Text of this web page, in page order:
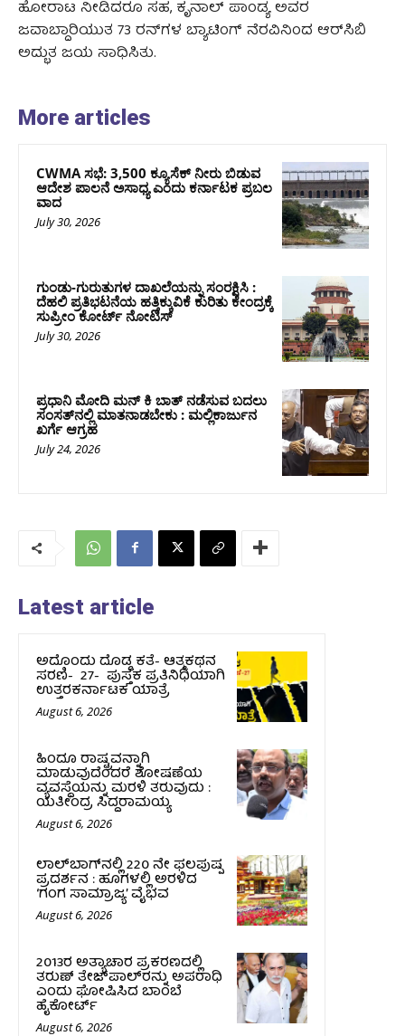
ಹೋರಾಟ ನೀಡಿದರೂ ಸಹ, ಕೃನಾಲ್ ಪಾಂಡ್ಯ ಅವರ
ಜವಾಬ್ದಾರಿಯುತ 73 ರನ್‌ಗಳ ಬ್ಯಾಟಿಂಗ್ ನೆರವಿನಿಂದ ಆರ್‌ಸಿಬಿ
ಅದ್ಭುತ ಜಯ ಸಾಧಿಸಿತು.
More articles
CWMA ಸಭೆ: 3,500 ಕ್ಯೂಸೆಕ್ ನೀರು ಬಿಡುವ
ಆದೇಶ ಪಾಲನೆ ಅಸಾಧ್ಯ ಎಂದು ಕರ್ನಾಟಕ ಪ್ರಬಲ
ವಾದ
July 30, 2026
ಗುಂಡು-ಗುರುತುಗಳ ದಾಖಲೆಯನ್ನು ಸಂರಕ್ಷಿಸಿ :
ದೆಹಲಿ ಪ್ರತಿಭಟನೆಯ ಹತ್ತಿಕ್ಕುವಿಕೆ ಕುರಿತು ಕೇಂದ್ರಕ್ಕೆ
ಸುಪ್ರೀಂ ಕೋರ್ಟ್ ನೋಟಿಸ್
July 30, 2026
ಪ್ರಧಾನಿ ಮೋದಿ ಮನ್‌ ಕಿ ಬಾತ್‌ ನಡೆಸುವ ಬದಲು
ಸಂಸತ್‌ನಲ್ಲಿ ಮಾತನಾಡಬೇಕು : ಮಲ್ಲಿಕಾರ್ಜುನ
ಖರ್ಗೆ ಆಗ್ರಹ
July 24, 2026
Latest article
ಅದೊಂದು ದೊಡ್ಡ ಕತೆ- ಆತ್ಮಕಥನ
ಸರಣಿ- 27- ಪುಸ್ತಕ ಪ್ರತಿನಿಧಿಯಾಗಿ
ಉತ್ತರಕರ್ನಾಟಕ ಯಾತ್ರೆ
August 6, 2026
ಹಿಂದೂ ರಾಷ್ಟ್ರವನ್ನಾಗಿ
ಮಾಡುವುದೆಂದರೆ ಶೋಷಣೆಯ
ವ್ಯವಸ್ಥೆಯನ್ನು ಮರಳಿ ತರುವುದು :
ಯತೀಂದ್ರ ಸಿದ್ದರಾಮಯ್ಯ
August 6, 2026
ಲಾಲ್‍ಬಾಗ್‍ನಲ್ಲಿ 220 ನೇ ಫಲಪುಷ್ಪ
ಪ್ರದರ್ಶನ : ಹೂಗಳಲ್ಲಿ ಅರಳಿದ
‘ಗಂಗ ಸಾಮ್ರಾಜ್ಯ’ ವೈಭವ
August 6, 2026
2013ರ ಅತ್ಯಾಚಾರ ಪ್ರಕರಣದಲ್ಲಿ
ತರುಣ್ ತೇಜ್‌ಪಾಲ್‌ರನ್ನು ಅಪರಾಧಿ
ಎಂದು ಘೋಷಿಸಿದ ಬಾಂಬೆ
ಹೈಕೋರ್ಟ್
August 6, 2026